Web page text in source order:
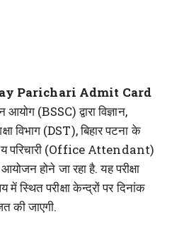
Parichari Admit Card
आयोग (BSSC) द्वारा विज्ञान,
विभाग (DST), बिहार पटना के
परिचारी (Office Attendant)
होने जा रहा है. यह परीक्षा
में स्थित परीक्षा केन्द्रों पर दिनांक
की जाएगी.